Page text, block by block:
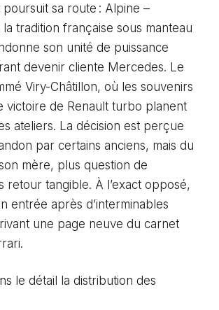
poursuit sa route : Alpine –
tradition française sous manteau
son unité de puissance
devenir cliente Mercedes. Le
Viry-Châtillon, où les souvenirs
victoire de Renault turbo planent
ateliers. La décision est perçue
par certains anciens, mais du
mère, plus question de
retour tangible. À l’exact opposé,
entrée après d’interminables
une page neuve du carnet
le détail la distribution des